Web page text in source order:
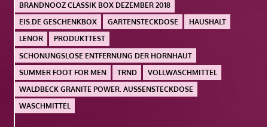
BRANDNOOZ CLASSIK BOX DEZEMBER 2018
EIS.DE GESCHENKBOX
GARTENSTECKDOSE
HAUSHALT
LENOR
PRODUKTTEST
SCHONUNGSLOSE ENTFERNUNG DER HORNHAUT
SUMMER FOOT FOR MEN
TRND
VOLLWASCHMITTEL
WALDBECK GRANITE POWER. AUSSENSTECKDOSE
WASCHMITTEL